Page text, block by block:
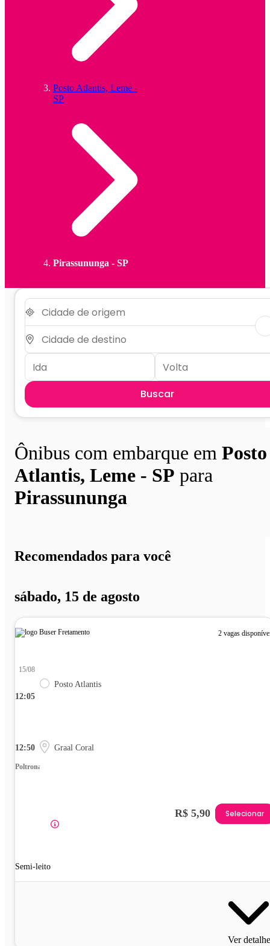
Posto Atlantis, Leme -
SP
Pirassununga - SP
Buscar
Ônibus com embarque em Posto
Atlantis, Leme - SP para
Pirassununga
Recomendados para você
sábado, 15 de agosto
2 vagas
12:05
15/08
Posto Atlantis
12:50 Graal Coral
Poltrona
Semi-leito
R$ 5,90 Selecionar
Ver